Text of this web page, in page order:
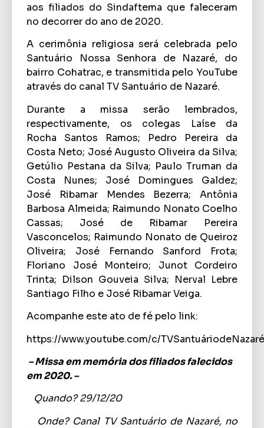
aos filiados do Sindaftema que faleceram
no decorrer do ano de 2020.
A cerimônia religiosa será celebrada pelo
Santuário Nossa Senhora de Nazaré, do
bairro Cohatrac, e transmitida pelo YouTube
através do canal TV Santuário de Nazaré.
Durante a missa serão lembrados,
respectivamente, os colegas Laíse da
Rocha Santos Ramos; Pedro Pereira da
Costa Neto; José Augusto Oliveira da Silva;
Getúlio Pestana da Silva; Paulo Truman da
Costa Nunes; José Domingues Galdez;
José Ribamar Mendes Bezerra; Antônia
Barbosa Almeida; Raimundo Nonato Coelho
Cassas; José de Ribamar Pereira
Vasconcelos; Raimundo Nonato de Queiroz
Oliveira; José Fernando Sanford Frota;
Floriano José Monteiro; Junot Cordeiro
Trinta; Dilson Gouveia Silva; Nerval Lebre
Santiago Filho e José Ribamar Veiga.
Acompanhe este ato de fé pelo link:
https://www.youtube.com/c/TVSantuáriodeNazaré
– Missa em memória dos filiados falecidos
em 2020. –
Quando?29/12/20
Onde?Canal TV Santuário de Nazaré, no